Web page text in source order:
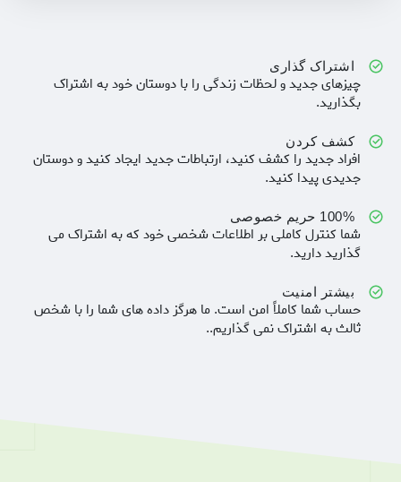
اشتراک گذاری
چیزهای جدید و لحظات زندگی را با دوستان خود به اشتراک
بگذارید.
کشف کردن
افراد جدید را کشف کنید، ارتباطات جدید ایجاد کنید و دوستان
جدیدی پیدا کنید.
100% حریم خصوصی
شما کنترل کاملی بر اطلاعات شخصی خود که به اشتراک می
گذارید دارید.
بیشتر امنیت
حساب شما کاملاً امن است. ما هرگز داده های شما را با شخص
ثالث به اشتراک نمی گذاریم..